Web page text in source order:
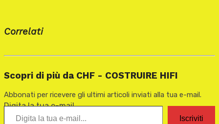
Correlati
Scopri di più da CHF - COSTRUIRE HIFI
Abbonati per ricevere gli ultimi articoli inviati alla tua e-mail.
Digita la tua e-mail...
Iscriviti